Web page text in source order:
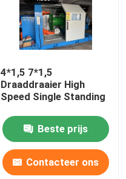
4*1,5 7*1,5
Draaddraaier High
Speed Single Standing
Beste prijs
Contacteer ons